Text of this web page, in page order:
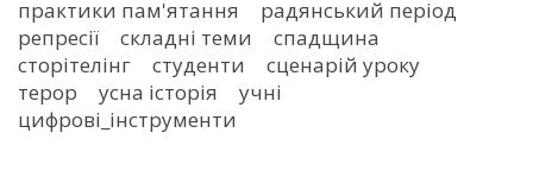
практики пам'ятання
радянський період
репресії
складні теми
спадщина
сторітелінг
студенти
сценарій уроку
терор
усна історія
учні
цифрові_інструменти